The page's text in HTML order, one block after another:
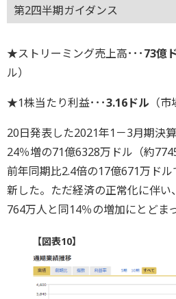
第2四半期ガイダンス
★ストリーミング売上高･･･73億
ル）
★1株当たり利益･･･3.16ドル （
20日発表した2021年1－3月期決
24％増の71億6328万ドル（約
前年同期比2.4倍の17億671万ド
新した。ただ経済の正常化に伴
764万人と同14％の増加にとどま
【図表10】